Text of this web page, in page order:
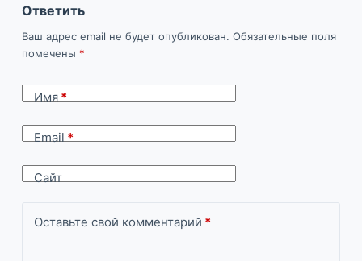
Ответить
Ваш адрес email не будет опубликован. Обязательные поля
помечены *
Имя*
Email*
Сайт
Оставьте свой комментарий *